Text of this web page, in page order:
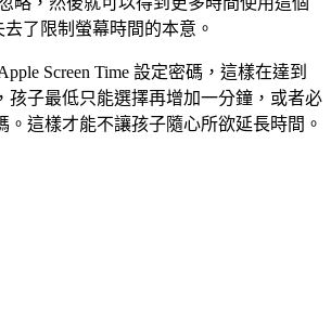
了限制螢幕時間的本意。
Screen Time 設定密碼，這樣在達到
孩子最低只能選擇再增加一分鐘，或者必
。這樣才能不讓孩子隨心所欲延長時間。